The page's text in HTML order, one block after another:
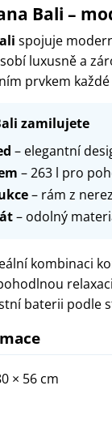
Bali –
spojuje
luxusně a
prvkem
zamilujete
– elegantní
– 263 l pro
– rám z
– odolný
kombinaci
baterii podle
× 56 cm